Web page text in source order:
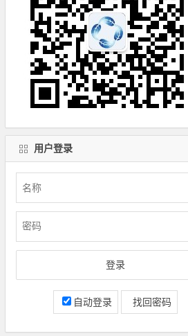
用户登录
自动登录 找回密码